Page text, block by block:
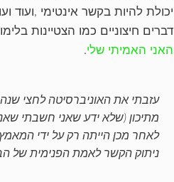
יכולת להיות בקשר אינטימי ,ועוד
דברים חיצוניים כמו הצטיינות
האני האמיתי שלי.
עזבתי את האוניברסיטה לחצי
מתיכון (שלא ידע שאני חשבתי
לאחר מכן הייתה רק על ידי
ניתוק הקשר לאמת הפנימית של